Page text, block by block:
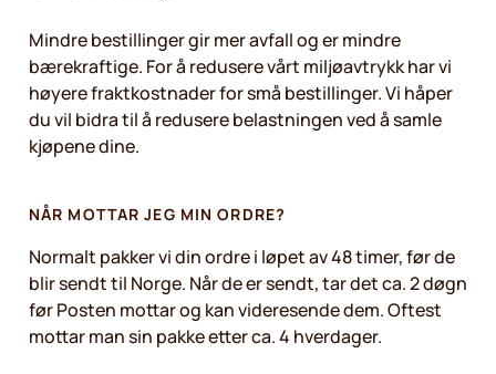
Mindre bestillinger gir mer avfall og er mindre
bærekraftige. For å redusere vårt miljøavtrykk har vi
høyere fraktkostnader for små bestillinger. Vi håper
du vil bidra til å redusere belastningen ved å samle
kjøpene dine.
NÅR MOTTAR JEG MIN ORDRE?
Normalt pakker vi din ordre i løpet av 48 timer, før de
blir sendt til Norge. Når de er sendt, tar det ca. 2 døgn
før Posten mottar og kan videresende dem. Oftest
mottar man sin pakke etter ca. 4 hverdager.